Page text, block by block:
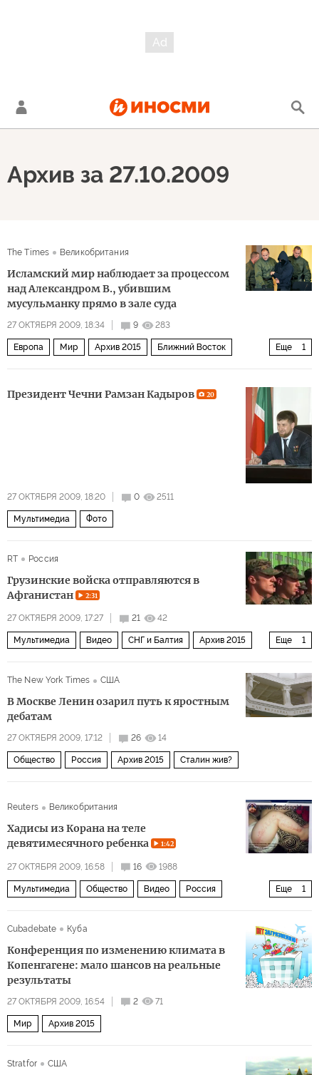
Архив за 27.10.2009
The Times Великобритания
Исламский мир наблюдает за процессом
над Александром В., убившим
мусульманку прямо в зале суда
27 ОКТЯБРЯ 2009, 18:34 9 283
Еще 1
Европа Мир Архив 2015 Ближний Восток
Президент Чечни Рамзан Кадыров 20
27 ОКТЯБРЯ 2009, 18:20 0 2511
Мультимедиа Фото
RT Россия
Грузинские войска отправляются в
Афганистан
2:31
27 ОКТЯБРЯ 2009, 17:27 21 42
Еще 1
Мультимедиа Видео СНГ и Балтия Архив 2015
The New York Times
США
В Москве Ленин озарил путь к яростным
дебатам
27 ОКТЯБРЯ 2009, 17:12 26 14
Общество Россия Архив 2015 Сталин жив?
Reuters Великобритания
Хадисы из Корана на теле
девятимесячного ребенка
1:42
27 ОКТЯБРЯ 2009, 16:58 16 1988
Еще 1
Мультимедиа Общество Видео Россия
Cubadebate
Куба
Конференция по изменению климата в
Копенгагене: мало шансов на реальные
результаты
27 ОКТЯБРЯ 2009, 16:54 2 71
Мир Архив 2015
Stratfor США